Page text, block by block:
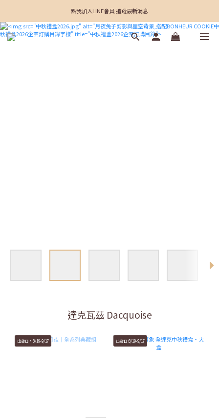
點我加入LINE會員 追蹤最新消息
達克瓦茲 Dacquoise
出貨日：8/19-9/17 出貨日:8/19-9/17